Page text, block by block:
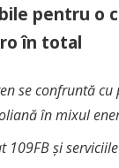
pentru o
în total
se confruntă
în mixul
109FB şi